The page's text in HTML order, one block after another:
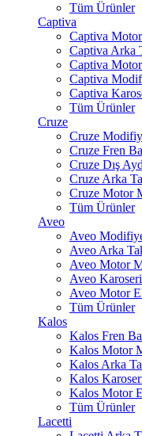
Tüm Ürünler
Captiva
Captiva
Captiva Arka
Captiva
Captiva
Captiva
Tüm Ürünler
Cruze
Cruze
Cruze Fren
Cruze Dış
Cruze Arka
Cruze Motor
Tüm Ürünler
Aveo
Aveo
Aveo Arka
Aveo Motor
Aveo
Aveo Motor
Tüm Ürünler
Kalos
Kalos Fren
Kalos Motor
Kalos Arka
Kalos
Kalos Motor
Tüm Ürünler
Lacetti